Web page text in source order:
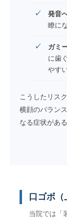
発音
瞭に
ガミ
に歯
やす
こうしたリス
横顔のバラン
なる症状があ
口ゴボ
当院では「